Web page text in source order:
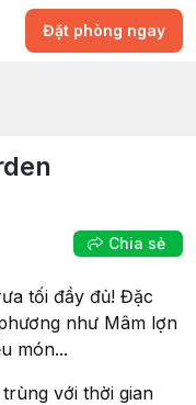
Đặt phòng ngay
Chia sẻ
tối đầy đủ! Đặc
như Mâm lợn
món...
với thời gian